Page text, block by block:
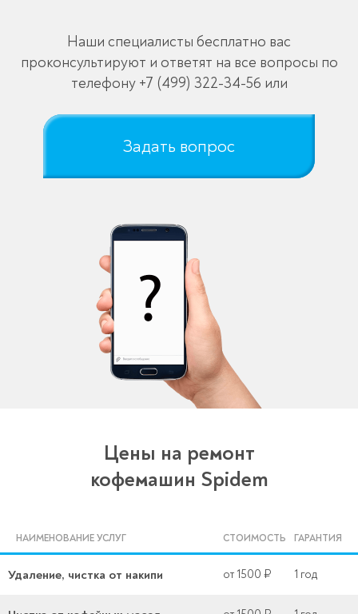
Наши специалисты бесплатно вас
проконсультируют и ответят на все вопросы по
телефону +7 (499) 322-34-56 или
Задать вопрос
Цены на ремонт
кофемашин Spidem
НАИМЕНОВАНИЕ УСЛУГ СТОИМОСТЬ ГАРАНТИЯ
Удаление, чистка от накипи от 1500 ₽ 1 год